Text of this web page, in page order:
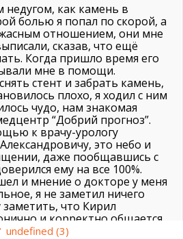
недугом, как камень в
болью я попал по скорой, а
отношением, они мне
сказав, что ещё
Когда пришло время его
мне в помощи.
стент и забрать камень,
плохо, я ходил с ним
чудо, нам знакомая
“Добрий прогноз”.
к врачу-урологу
это небо и
даже пообщавшись с
ему на все 100%.
и мнение о докторе у меня
я не заметил ничего
заметить, что Кирил
и корректно общается
взял готовые обследования,
undefined (3)